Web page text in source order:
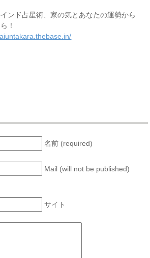
ンド占星術、家の気とあなたの運勢から
！
名前 (required)
Mail (will not be published)
サイト